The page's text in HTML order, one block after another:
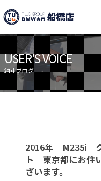
ニュース
目玉車両一覧
保証＆サービス
TUCとは？
納車blog
USER'S VOICE
納車ブログ
2016年 M235i
ト 東京都にお住
ざいます。